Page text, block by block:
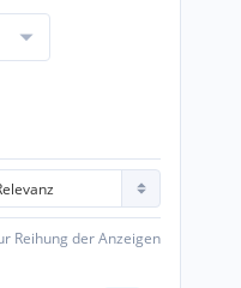
Reihung der Anzeigen